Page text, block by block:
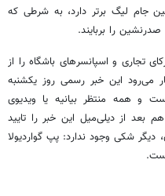
جام لیگ برتر دارد، به شرطی که
صدرنشین را بربایند.
تجاری و اسپانسرهای باشگاه را از
می‌رود این خبر رسمی روز یکشنبه
و همه منتظر بیانیه یا ویدیوی
بعد از دیلی‌میل این خبر را تایید
شکی وجود ندارد: پپ گواردیولا